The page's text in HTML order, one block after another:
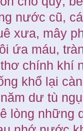
nước cũ,
xưa, mây
ứa máu,
chính khí
khổ lại
dư tù
lòng những